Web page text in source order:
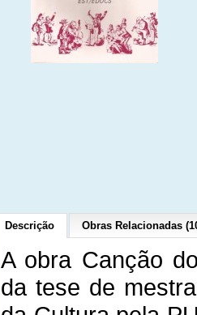
Descrição Obras Relacionadas
A obra Canção
da tese de